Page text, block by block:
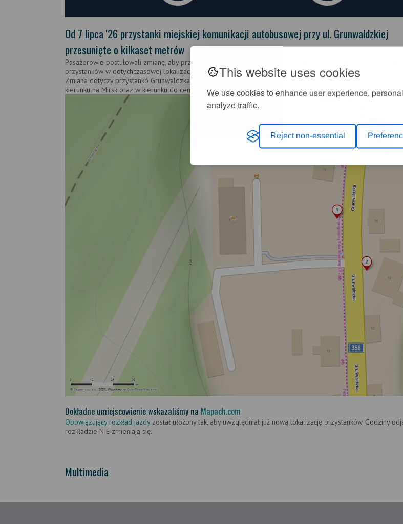
This website uses cookies
We use cookies to enhance user experience,
analyze traffic.
Reject non-essential
Od 7 lipca '26 przystanki miejskiej komunikacji autobusowej przy ul. Grunwaldzkiej
przesunięte o kilkaset metrów
Pasażerowie postulowali zmianę, aby przystanki były bliżej sklepu DINO. Kierowcy autobusów miejskich
przystanków w dotychczasowej lokalizacji mało kto korzystał.
Zmiana dotyczy przystankó Grunwaldzka / Wiejska w obu kierunkach. Nowa lokalizacja przystanków (w obie
kierunku na Mirsk oraz w kierunku do centrum miasta) na planie miasta:
Dokładne umiejscowienie wskazaliśmy na Mapach.com
Obowiązujący rozkład jazdyzostał ułożony tak, aby uwzględniał już nową lokalizację przystanków. Godziny
rozkładzie NIE zmieniają się.
Multimedia